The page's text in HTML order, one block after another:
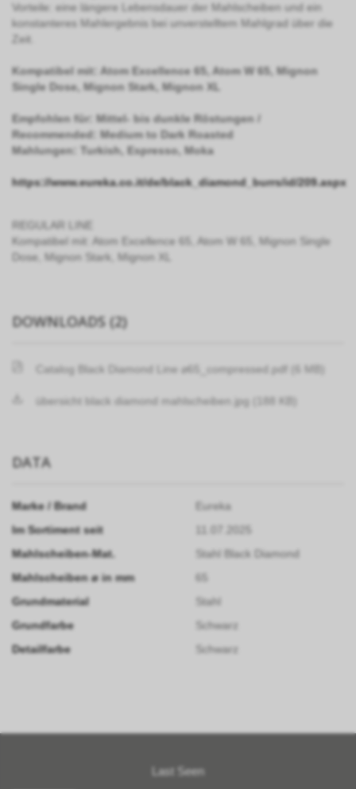
Vorteile: eine längere Lebensdauer der Mahlscheiben und ein
konstanteres Mahlergebnis bei unverstelltem Mahlgrad über die
Zeit.
Kompatibel mit: Atom Excellence 65, Atom W 65, Mignon
Single Dose, Mignon Stark, Mignon XL
Empfohlen für: Mittel- bis dunkle Röstungen /
Recommended: Medium to Dark Roasted
Mahlungen: Turkish, Espresso, Moka
https://www.eureka.co.it/de/black_diamond_burrs/id/209.aspx
REGULAR LINE
Kompatibel mit: Atom Excellence 65, Atom W 65, Mignon Single
Dose, Mignon Stark, Mignon XL
DOWNLOADS (2)
Catalog Black Diamond Line ⌀65_compressed.pdf (6 MB)
übersicht black diamond mahlscheiben.jpg (188 KB)
DATA
Marke / Brand
Eureka
Im Sortiment seit
Mahlscheiben-Mat.
Stahl Black Diamond
Mahlscheiben ø in mm
Grundmaterial
Stahl
Grundfarbe
Schwarz
Detailfarbe
Schwarz
Last Seen